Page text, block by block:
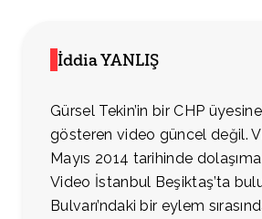
İddia YANLIŞ
Gürsel Tekin’in bir CHP
gösteren video güncel değil.
Mayıs 2014 tarihinde
Video İstanbul Beşiktaş’ta
Bulvarı’ndaki bir eylem